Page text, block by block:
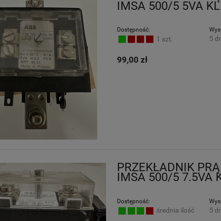
IMSA 500/5 5VA
Dostępność:
1 szt. 5
99,00 zł
PRZEKŁADNIK
IMSA 500/5 7.5VA
Dostępność:
średnia ilość 5